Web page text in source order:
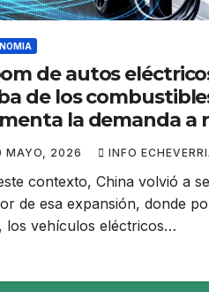
de autos
de los
la demanda a
MAYO, 2026 INFO
contexto, China volvió a
de esa expansión, donde
los vehículos eléctricos…